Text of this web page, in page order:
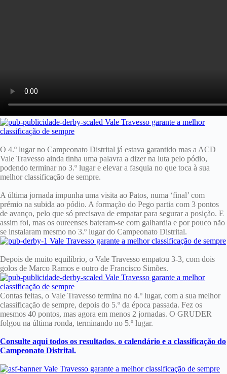
O 4.º lugar no Campeonato Distrital já estava garantido mas a ACD
Vale Travesso ainda tinha uma palavra a dizer na luta pelo pódio,
podendo terminar no 3.º lugar e elevar a fasquia no que toca à sua
melhor classificação de sempre.
A última jornada impunha uma visita ao Patos, numa ‘final’ com
prémio na subida ao pódio. A formação do Pego partia com 3 pontos
de avanço, pelo que só precisava de empatar para segurar a posição. E
assim foi, mas os oureenses bateram-se com galhardia e por pouco não
se instalaram mesmo no 3.º lugar do Campeonato Distrital.
Depois de muito equilíbrio, o Vale Travesso empatou 3-3, com dois
golos de Marco Ramos e outro de Francisco Simões.
Contas feitas, o Vale Travesso termina no 4.º lugar, com a sua melhor
classificação de sempre, depois do 5.º da época passada. Fez os
mesmos 40 pontos, mas agora em menos 2 jornadas. O GRUDER
folgou na última ronda, terminando no 5.º lugar.
Consulte aqui todos os resultados, o calendário e a classificação do
Campeonato Distrital.